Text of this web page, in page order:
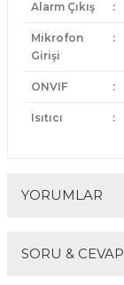
Alarm Çıkış :
Mikrofon
Girişi
:
ONVIF :
Isıtıcı :
YORUMLAR
SORU & CEVAP